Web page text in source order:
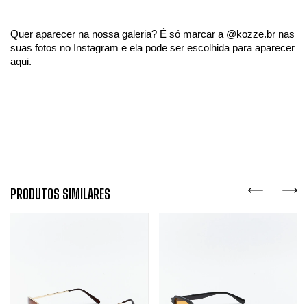
Quer aparecer na nossa galeria? É só marcar a @kozze.br nas
suas fotos no Instagram e ela pode ser escolhida para aparecer
aqui.
PRODUTOS SIMILARES